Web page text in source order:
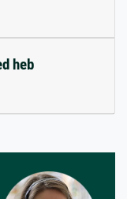
heb